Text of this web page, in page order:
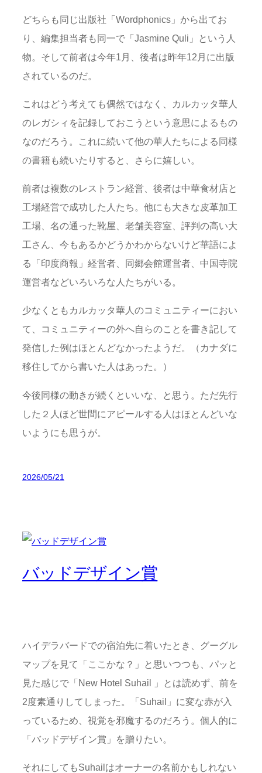
どちらも同じ出版社「Wordphonics」から出てお
り、編集担当者も同一で「Jasmine Quli」という人
物。そして前者は今年1月、後者は昨年12月に出版
されているのだ。
これはどう考えても偶然ではなく、カルカッタ華人
のレガシィを記録しておこうという意思によるもの
なのだろう。これに続いて他の華人たちによる同様
の書籍も続いたりすると、さらに嬉しい。
前者は複数のレストラン経営、後者は中華食材店と
工場経営で成功した人たち。他にも大きな皮革加工
工場、名の通った靴屋、老舗美容室、評判の高い大
工さん、今もあるかどうかわからないけど華語によ
る「印度商報」経営者、同郷会館運営者、中国寺院
運営者などいろいろな人たちがいる。
少なくともカルカッタ華人のコミュニティーにおい
て、コミュニティーの外へ自らのことを書き記して
発信した例はほとんどなかったようだ。（カナダに
移住してから書いた人はあった。）
今後同様の動きが続くといいな、と思う。ただ先行
した２人ほど世間にアピールする人はほとんどいな
いようにも思うが。
2026/05/21
バッドデザイン賞
ハイデラバードでの宿泊先に着いたとき、グーグル
マップを見て「ここかな？」と思いつつも、パッと
見た感じで「New Hotel Suhail 」とは読めず、前を
2度素通りしてしまった。「Suhail」に変な赤が入
っているため、視覚を邪魔するのだろう。個人的に
「バッドデザイン賞」を贈りたい。
それにしてもSuhailはオーナーの名前かもしれない